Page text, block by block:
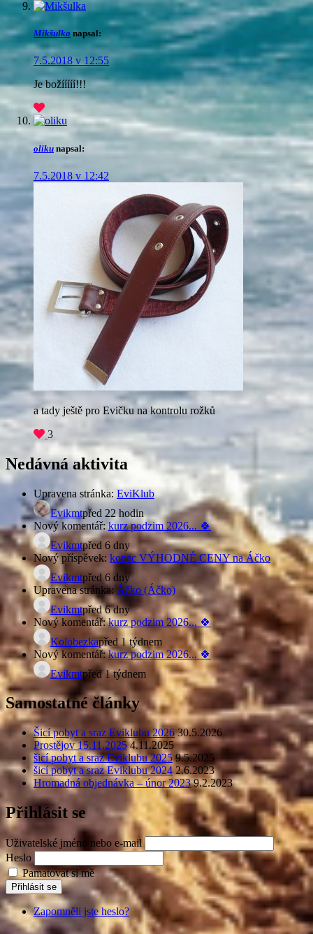
Mikšulka napsal:
7.5.2018 v 12:55
Je božííííí!!!
oliku napsal:
7.5.2018 v 12:42
a tady ještě pro Evičku na kontrolu rožků
3
Nedávná aktivita
Upravena stránka: EviKlub
Evikmtpřed 22 hodin
Nový komentář:kurz podzim 2026... 🍀
Evikmtpřed 6 dny
Nový příspěvek: konec VÝHODNÉ CENY na Áčko
Evikmtpřed 6 dny
Upravena stránka: Áčko (Áčko)
Evikmtpřed 6 dny
Nový komentář:kurz podzim 2026... 🍀
Kolobezkapřed 1 týdnem
Nový komentář:kurz podzim 2026... 🍀
Evikmtpřed 1 týdnem
Samostatné články
Šicí pobyt a sraz Eviklubu 2026 30.5.2026
Prostějov 15.11.2025 4.11.2025
šicí pobyt a sraz Eviklubu 2025 9.5.2025
šicí pobyt a sraz Eviklubu 2024 2.6.2023
Hromadná objednávka – únor 2023 9.2.2023
Přihlásit se
Uživatelské jméno nebo e-mail
Heslo
Pamatovat si mě
Přihlásit se
Zapomněli jste heslo?